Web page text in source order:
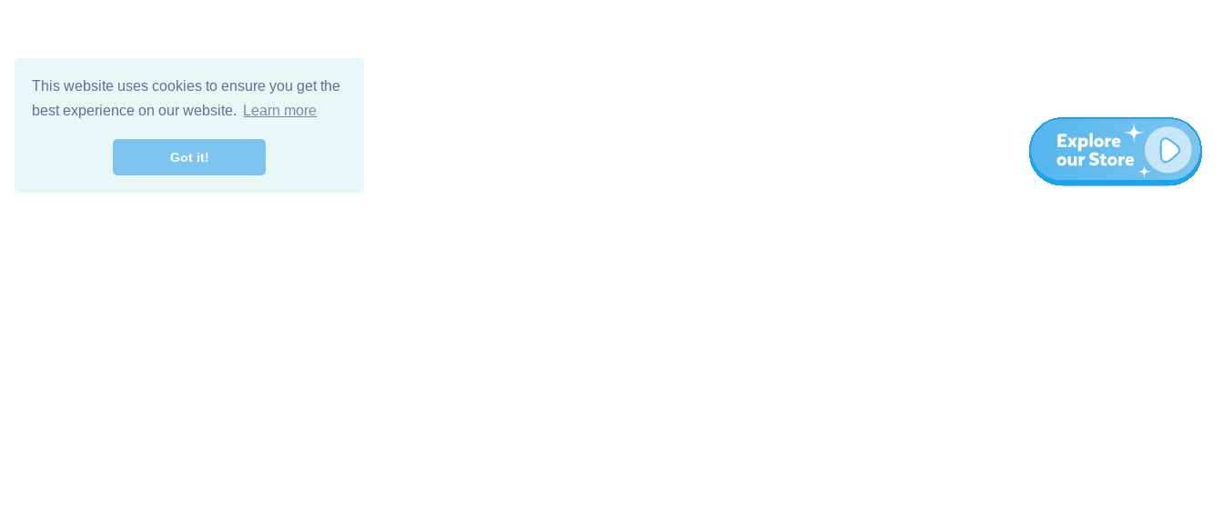
This website uses cookies to ensure you get the
best experience on our website.
Learn more
Got it!